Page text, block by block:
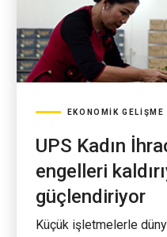
EKONOMIK GELIŞME
UPS Kadın
engelleri
güçlendiriyor
Küçük işletmelerle